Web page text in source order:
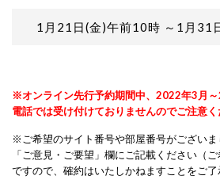
1月21日(金)午前10時 ～1月31
※オンライン先行予約期間中、2022年3月～
電話では受け付けておりませんのでご注意く
※ご希望のサイト番号や部屋番号がござい
「ご意見・ご要望」欄にご記載ください（
ですので、確約はいたしかねますことをご了